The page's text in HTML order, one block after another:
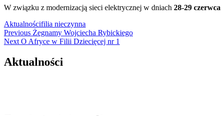
W związku z modernizacją sieci elektrycznej w dniach 28-29 czerwca
Aktualnościfilia nieczynna
Nawigacja
wpisu
Previous Previous
post:
Żegnamy Wojciecha Rybickiego
Next Next
O Afryce w Filii Dziecięcej nr 1
Aktualności